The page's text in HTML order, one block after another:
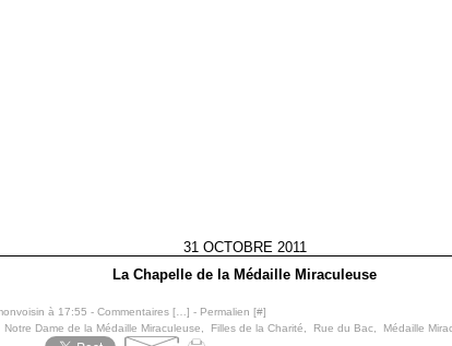
31 OCTOBRE 2011
La Chapelle de la Médaille Miraculeuse
à 17:55 - Commentaires [ ] - Permalien [#]
Notre Dame de la Médaille Miraculeuse Filles de la Charité Rue du Bac Médaille